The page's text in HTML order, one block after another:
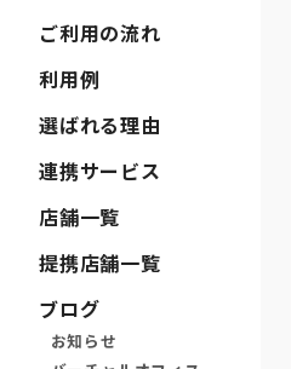
ご利用の流れ
利用例
選ばれる理由
連携サービス
店舗一覧
提携店舗一覧
ブログ
お知らせ